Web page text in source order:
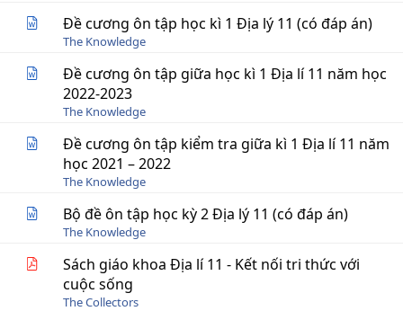
Đề cương ôn tập học kì 1 Địa lý 11 (có đáp án)
The Knowledge
Đề cương ôn tập giữa học kì 1 Địa lí 11 năm học
2022-2023
The Knowledge
Đề cương ôn tập kiểm tra giữa kì 1 Địa lí 11 năm
học 2021 – 2022
The Knowledge
Bộ đề ôn tập học kỳ 2 Địa lý 11 (có đáp án)
The Knowledge
Sách giáo khoa Địa lí 11 - Kết nối tri thức với
cuộc sống
The Collectors